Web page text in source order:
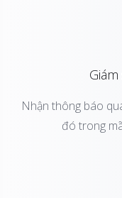
Nhận thông báo
đó trong